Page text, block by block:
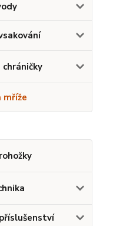
chráničky
mříže